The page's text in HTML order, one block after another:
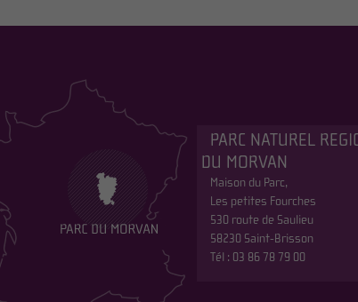
PARC NATUREL
DU MORVAN
Maison du Parc,
Les petites Fourches
530 route de Saulieu
58230 Saint-Brisson
Tél : 03 86 78 79 00